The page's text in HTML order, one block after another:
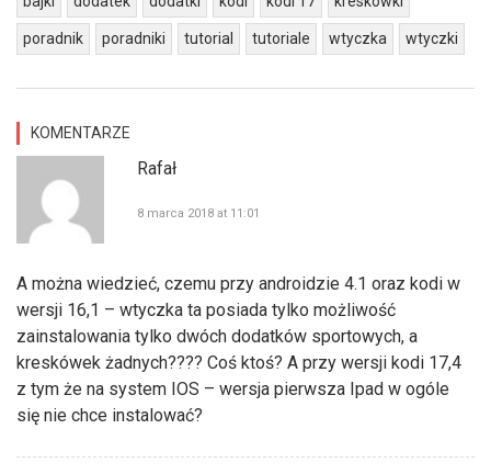
poradnik poradniki tutorial tutoriale wtyczka wtyczki
KOMENTARZE
Rafał
8 marca 2018 at 11:01
A można wiedzieć, czemu przy androidzie 4.1 oraz kodi w
wersji 16,1 – wtyczka ta posiada tylko możliwość
zainstalowania tylko dwóch dodatków sportowych, a
kreskówek żadnych???? Coś ktoś? A przy wersji kodi 17,4
z tym że na system IOS – wersja pierwsza Ipad w ogóle
się nie chce instalować?